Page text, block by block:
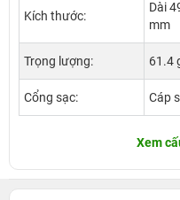
Kích thước:
Dài
mm
Trọng lượng: 61.4
Cổng sạc: Cáp
Xem